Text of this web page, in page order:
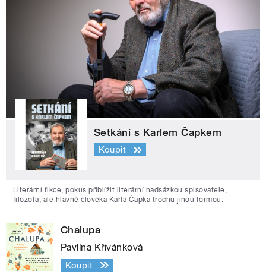
Setkání s Karlem Čapkem
Koupit
Literární fikce, pokus přiblížit literární nadsázkou spisovatele,
filozofa, ale hlavně člověka Karla Čapka trochu jinou formou.
Chalupa
Pavlína Křivánková
Koupit